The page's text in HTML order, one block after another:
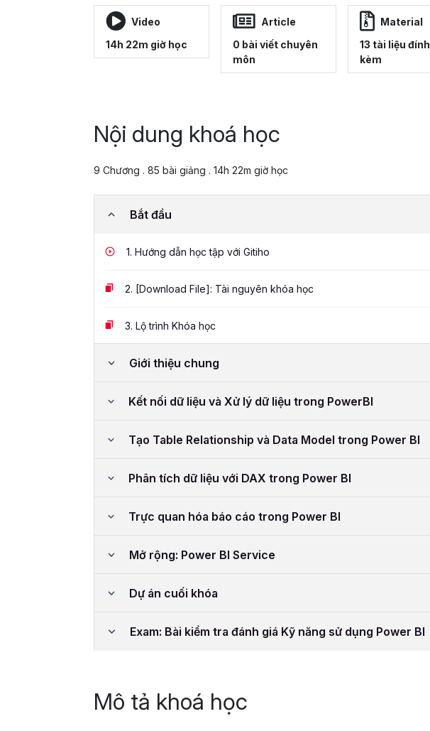
Video
14h 22m giờ học
Article
0 bài viết chuyên
môn
Material
13 tài liệu đính
kèm
Nội dung khoá học
9 Chương . 85 bài giảng . 14h 22m giờ học
Bắt đầu
1. Hướng dẫn học tập với Gitiho
2. [Download File]: Tài nguyên khóa học
3. Lộ trình Khóa học
Giới thiệu chung
Kết nối dữ liệu và Xử lý dữ liệu trong PowerBI
Tạo Table Relationship và Data Model trong Power BI
Phân tích dữ liệu với DAX trong Power BI
Trực quan hóa báo cáo trong Power BI
Mở rộng: Power BI Service
Dự án cuối khóa
Exam: Bài kiểm tra đánh giá Kỹ năng sử dụng Power BI
Mô tả khoá học